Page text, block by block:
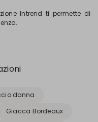
Intrend ti permette di
donna
Giacca Bordeaux